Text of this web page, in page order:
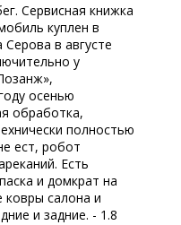
Сервисная книжка
куплен в
в августе
у
осенью
обработка,
полностью
ест, робот
Есть
и домкрат на
ковры салона и
и задние. - 1.8